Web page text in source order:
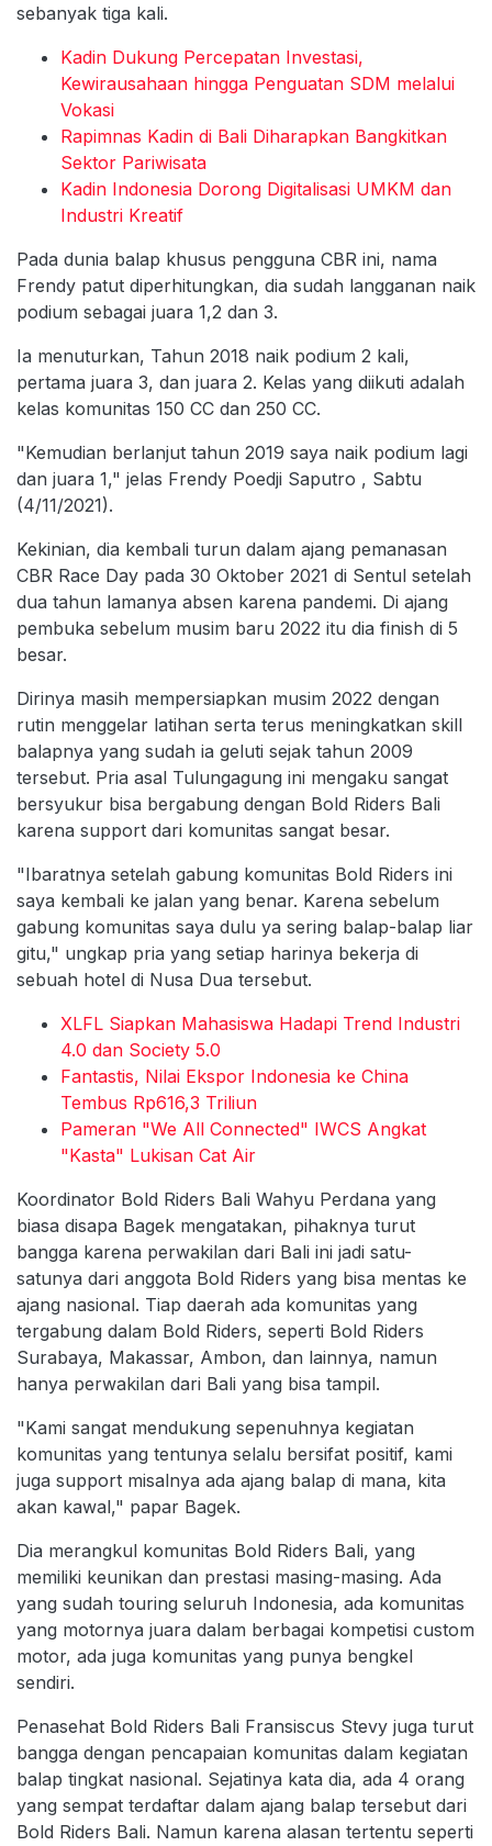
sebanyak tiga kali.
Kadin Dukung Percepatan Investasi,
Kewirausahaan hingga Penguatan SDM melalui
Vokasi
Rapimnas Kadin di Bali Diharapkan Bangkitkan
Sektor Pariwisata
Kadin Indonesia Dorong Digitalisasi UMKM dan
Industri Kreatif
Pada dunia balap khusus pengguna CBR ini, nama
Frendy patut diperhitungkan, dia sudah langganan naik
podium sebagai juara 1,2 dan 3.
Ia menuturkan, Tahun 2018 naik podium 2 kali,
pertama juara 3, dan juara 2. Kelas yang diikuti adalah
kelas komunitas 150 CC dan 250 CC.
"Kemudian berlanjut tahun 2019 saya naik podium lagi
dan juara 1," jelas Frendy Poedji Saputro , Sabtu
(4/11/2021).
Kekinian, dia kembali turun dalam ajang pemanasan
CBR Race Day pada 30 Oktober 2021 di Sentul setelah
dua tahun lamanya absen karena pandemi. Di ajang
pembuka sebelum musim baru 2022 itu dia finish di 5
besar.
Dirinya masih mempersiapkan musim 2022 dengan
rutin menggelar latihan serta terus meningkatkan skill
balapnya yang sudah ia geluti sejak tahun 2009
tersebut. Pria asal Tulungagung ini mengaku sangat
bersyukur bisa bergabung dengan Bold Riders Bali
karena support dari komunitas sangat besar.
"Ibaratnya setelah gabung komunitas Bold Riders ini
saya kembali ke jalan yang benar. Karena sebelum
gabung komunitas saya dulu ya sering balap-balap liar
gitu," ungkap pria yang setiap harinya bekerja di
sebuah hotel di Nusa Dua tersebut.
XLFL Siapkan Mahasiswa Hadapi Trend Industri
4.0 dan Society 5.0
Fantastis, Nilai Ekspor Indonesia ke China
Tembus Rp616,3 Triliun
Pameran "We All Connected" IWCS Angkat
"Kasta" Lukisan Cat Air
Koordinator Bold Riders Bali Wahyu Perdana yang
biasa disapa Bagek mengatakan, pihaknya turut
bangga karena perwakilan dari Bali ini jadi satu-
satunya dari anggota Bold Riders yang bisa mentas ke
ajang nasional. Tiap daerah ada komunitas yang
tergabung dalam Bold Riders, seperti Bold Riders
Surabaya, Makassar, Ambon, dan lainnya, namun
hanya perwakilan dari Bali yang bisa tampil.
"Kami sangat mendukung sepenuhnya kegiatan
komunitas yang tentunya selalu bersifat positif, kami
juga support misalnya ada ajang balap di mana, kita
akan kawal," papar Bagek.
Dia merangkul komunitas Bold Riders Bali, yang
memiliki keunikan dan prestasi masing-masing. Ada
yang sudah touring seluruh Indonesia, ada komunitas
yang motornya juara dalam berbagai kompetisi custom
motor, ada juga komunitas yang punya bengkel
sendiri.
Penasehat Bold Riders Bali Fransiscus Stevy juga turut
bangga dengan pencapaian komunitas dalam kegiatan
balap tingkat nasional. Sejatinya kata dia, ada 4 orang
yang sempat terdaftar dalam ajang balap tersebut dari
Bold Riders Bali. Namun karena alasan tertentu seperti